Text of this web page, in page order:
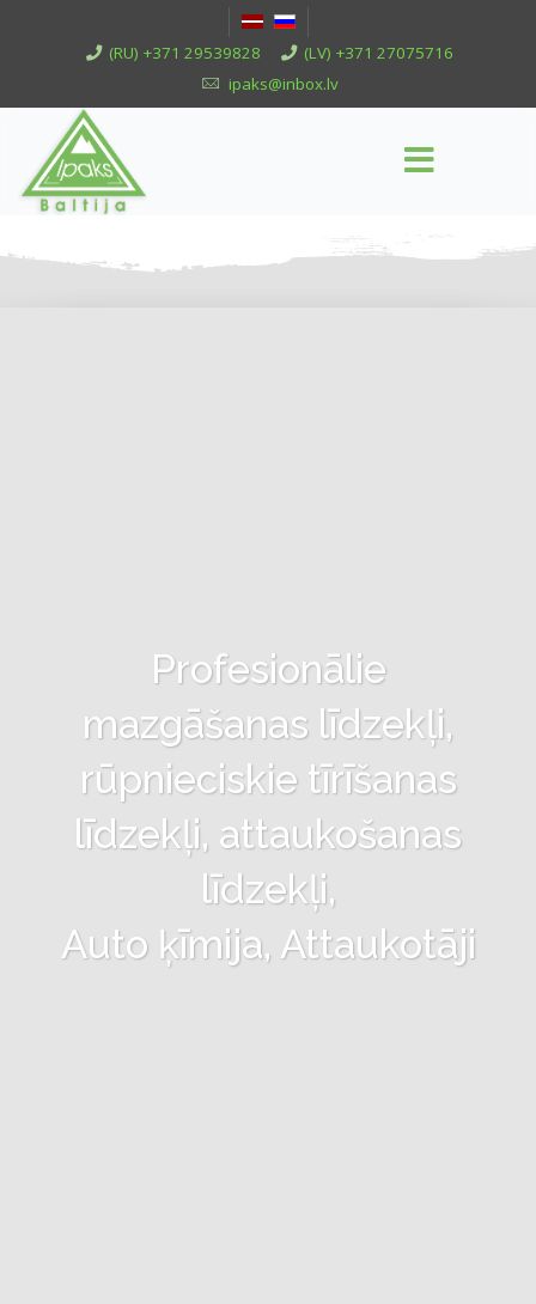
(RU) +371 29539828
(LV) +371 27075716
ipaks@inbox.lv
Profesionālie
mazgāšanas līdzekļi,
rūpnieciskie tīrīšanas
līdzekļi, attaukošanas
līdzekļi,
Auto ķīmija, Attaukotāji